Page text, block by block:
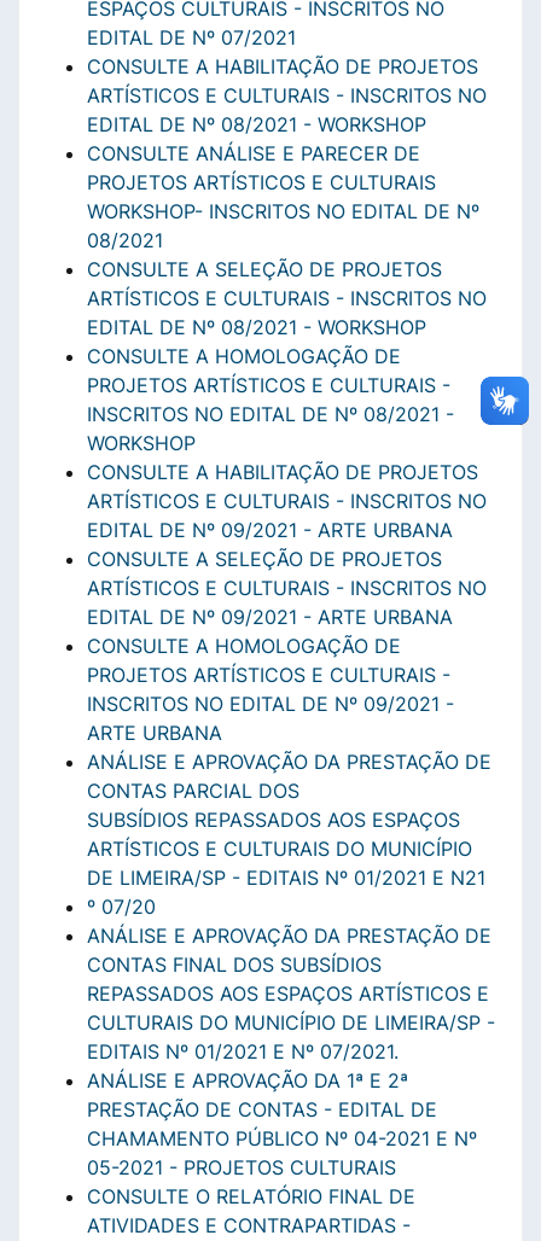
ESPAÇOS CULTURAIS - INSCRITOS NO
EDITAL DE Nº 07/2021
CONSULTE A HABILITAÇÃO DE PROJETOS
ARTÍSTICOS E CULTURAIS - INSCRITOS NO
EDITAL DE Nº 08/2021 - WORKSHOP
CONSULTE ANÁLISE E PARECER DE
PROJETOS ARTÍSTICOS E CULTURAIS
WORKSHOP- INSCRITOS NO EDITAL DE Nº
08/2021
CONSULTE A SELEÇÃO DE PROJETOS
ARTÍSTICOS E CULTURAIS - INSCRITOS NO
EDITAL DE Nº 08/2021 - WORKSHOP
CONSULTE A HOMOLOGAÇÃO DE
PROJETOS ARTÍSTICOS E CULTURAIS -
INSCRITOS NO EDITAL DE Nº 08/2021 -
WORKSHOP
CONSULTE A HABILITAÇÃO DE PROJETOS
ARTÍSTICOS E CULTURAIS - INSCRITOS NO
EDITAL DE Nº 09/2021 - ARTE URBANA
CONSULTE A SELEÇÃO DE PROJETOS
ARTÍSTICOS E CULTURAIS - INSCRITOS NO
EDITAL DE Nº 09/2021 - ARTE URBANA
CONSULTE A HOMOLOGAÇÃO DE
PROJETOS ARTÍSTICOS E CULTURAIS -
INSCRITOS NO EDITAL DE Nº 09/2021 -
ARTE URBANA
ANÁLISE E APROVAÇÃO DA PRESTAÇÃO DE
CONTAS PARCIAL DOS
SUBSÍDIOS REPASSADOS AOS ESPAÇOS
ARTÍSTICOS E CULTURAIS DO MUNICÍPIO
DE LIMEIRA/SP - EDITAIS Nº 01/2021 E N21
º 07/20
ANÁLISE E APROVAÇÃO DA PRESTAÇÃO DE
CONTAS FINAL DOS SUBSÍDIOS
REPASSADOS AOS ESPAÇOS ARTÍSTICOS E
CULTURAIS DO MUNICÍPIO DE LIMEIRA/SP -
EDITAIS Nº 01/2021 E Nº 07/2021.
ANÁLISE E APROVAÇÃO DA 1ª E 2ª
PRESTAÇÃO DE CONTAS - EDITAL DE
CHAMAMENTO PÚBLICO Nº 04-2021 E Nº
05-2021 - PROJETOS CULTURAIS
CONSULTE O RELATÓRIO FINAL DE
ATIVIDADES E CONTRAPARTIDAS -